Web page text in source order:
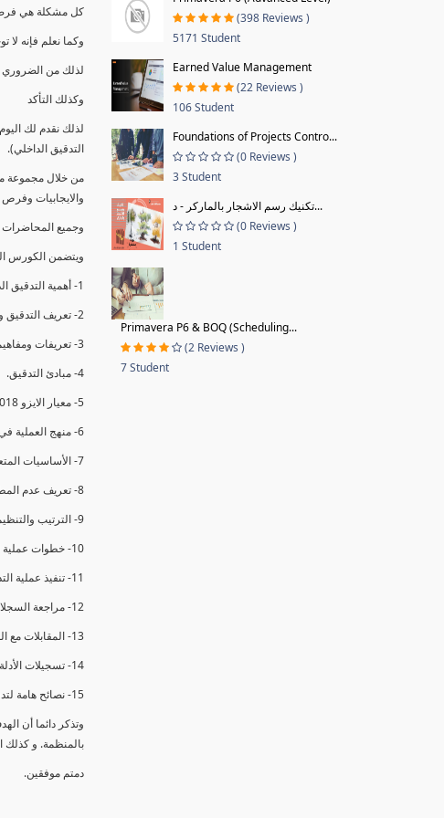
كل مشكلة هي
وكما نعلم فإنه
لذلك من الضروري
وكذلك التأكد
لذلك نقدم لك
التدقيق الداخلي).
من خلال مجموعة
والايجابيات
وجميع المحاضرات
ويتضمن الكورس
1- أهمية التدقيق الداخلي وتعريفه.
2- تعريف التدقيق وأنواعه الرئيسية.
3- تعريفات ومفاهيم عن التدقيق الداخلي.
4- مبادئ التدقيق.
5- معيار الايزو 19011:2018.
6- منهج العملية في التدقيق الداخلي.
7- الأساسيات المتعلقة بعملية التدقيق الداخلي.
8- تعريف عدم المطابقة والملاحظات.
9- الترتيب والتنظيم للتدقيق الداخلي.
10- خطوات عملية التدقيق الداخلي.
11- تنفيذ عملية التدقيق الداخلي والاجتماع الافتتاحي.
12- مراجعة السجلات والوثائق.
13- المقابلات مع الموظفين ومراقبة الانشطة والمرافق.
14- تسجيلات الأدلة أثناء التدقيق.
15- نصائح هامة لتدقيق ناجح.
وتذكر دائما أن
بالمنظمة. و كذلك
دمتم موفقين.
(398 Reviews )
5171 Student
Earned Value Management
(22 Reviews )
106 Student
Foundations of Projects Contro...
(0 Reviews )
3 Student
تكنيك رسم الاشجار بالماركر - د...
(0 Reviews )
1 Student
Primavera P6 & BOQ (Scheduling...
(2 Reviews )
7 Student